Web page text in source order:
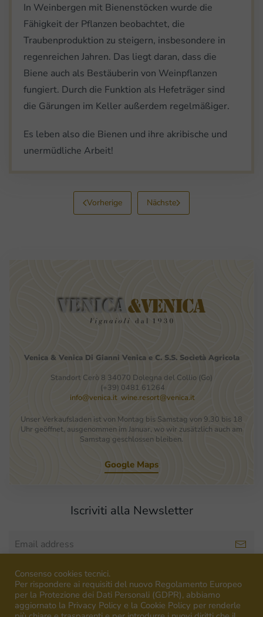
In Weinbergen mit Bienenstöcken wurde die
Fähigkeit der Pflanzen beobachtet, die
Traubenproduktion zu steigern, insbesondere in
regenreichen Jahren. Das liegt daran, dass die
Biene auch als Bestäuberin von Weinpflanzen
fungiert. Durch die Funktion als Hefeträger sind
die Gärungen im Keller außerdem regelmäßiger.
Es leben also die Bienen und ihre akribische und
unermüdliche Arbeit!
Vorherige Nächste
Venica & Venica Di Gianni Venica e C. S.S. Società Agricola
Standort Cerò 8 34070 Dolegna del Collio (Go)
(+39) 0481 61264
info@venica.it wine.resort@venica.it
Unser Verkaufsladen ist von Montag bis Samstag von 9.30 bis 18
Uhr geöffnet, ausgenommen im Januar, wo wir zusätzlich auch am
Samstag geschlossen bleiben.
Google Maps
Iscriviti alla Newsletter
Weine
Consenso cookies tecnici.
Per rispondere ai requisiti del nuovo Regolamento Europeo
per la Protezione dei Dati Personali (GDPR), abbiamo
aggiornato la Privacy Policy e la Cookie Policy per renderle